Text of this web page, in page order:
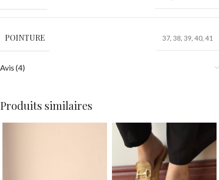
POINTURE 37, 38, 39, 40, 41
Avis (4)
Produits similaires